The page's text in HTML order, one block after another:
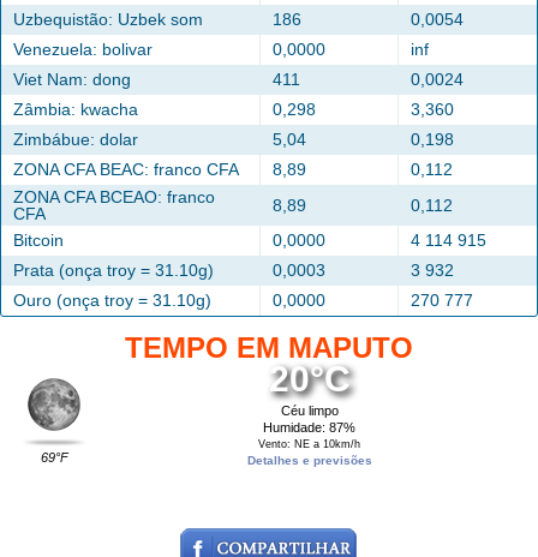
Uzbequistão: Uzbek som
186
0,0054
Venezuela: bolivar
0,0000
inf
Viet Nam: dong
411
0,0024
Zâmbia: kwacha
0,298
3,360
Zimbábue: dolar
5,04
0,198
ZONA CFA BEAC: franco CFA
8,89
0,112
ZONA CFA BCEAO: franco
CFA
8,89
0,112
Bitcoin
0,0000
4 114 915
Prata (onça troy = 31.10g)
0,0003
3 932
Ouro (onça troy = 31.10g)
0,0000 270 777
TEMPO EM MAPUTO
69°F
20°C
Céu limpo
Humidade: 87%
Vento: NE a 10km/h
Detalhes e previsões